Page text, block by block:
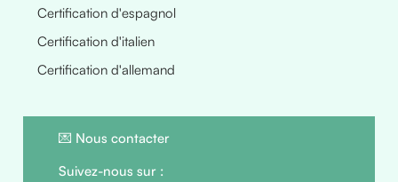
Certification d'espagnol
Certification d'italien
Certification d'allemand
💌 Nous contacter
Suivez-nous sur :